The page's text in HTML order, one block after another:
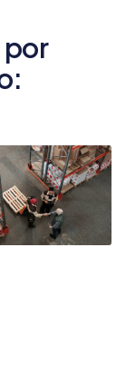
por